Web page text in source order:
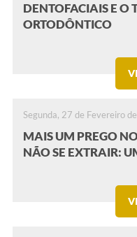
DENTOFACIAIS E O
ORTODÔNTICO
Segunda, 27 de Fevereiro
MAIS UM PREGO
NÃO SE EXTRAIR: